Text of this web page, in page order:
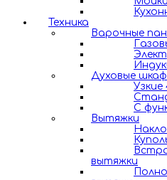
Техника
Варочные
Духовые
Узкие
С
Вытяжки
вытяжки